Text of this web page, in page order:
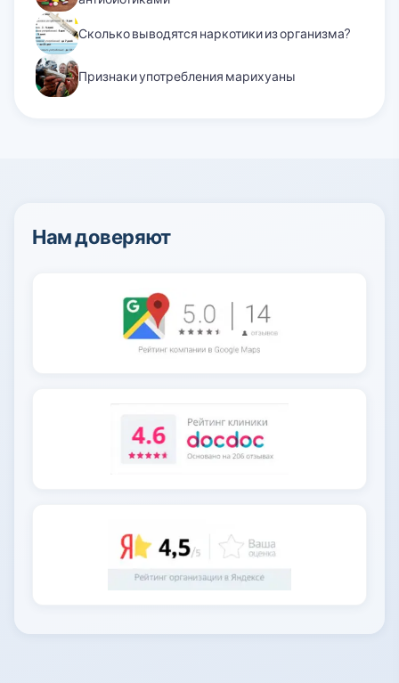
Сколько выводятся наркотики из организма?
Признаки употребления марихуаны
Нам доверяют